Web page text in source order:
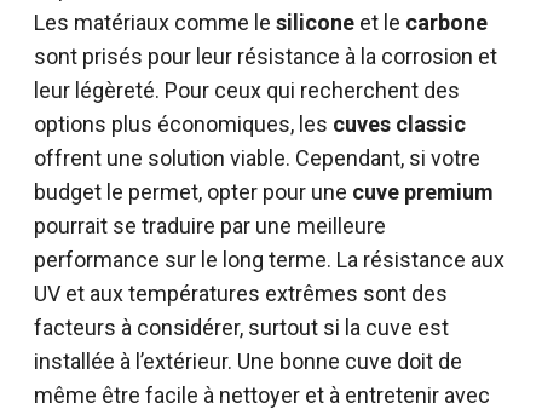
Les matériaux comme le silicone et le carbone
sont prisés pour leur résistance à la corrosion et
leur légèreté. Pour ceux qui recherchent des
options plus économiques, les cuves classic
offrent une solution viable. Cependant, si votre
budget le permet, opter pour une cuve premium
pourrait se traduire par une meilleure
performance sur le long terme. La résistance aux
UV et aux températures extrêmes sont des
facteurs à considérer, surtout si la cuve est
installée à l’extérieur. Une bonne cuve doit de
même être facile à nettoyer et à entretenir avec